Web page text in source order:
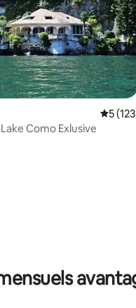
base de 97 commentaires
5
Como Exlusive